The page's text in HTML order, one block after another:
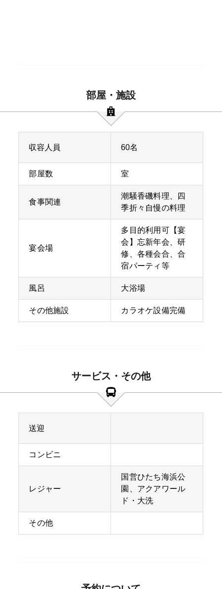
部屋・施設
収容人員 60名
部屋数 室
食事関連
潮騒香磯料理、四
季折々自慢の料理
宴会場
多目的利用可【宴
会】忘新年会、研
修、各種会合、合
宿パーティ等
風呂 大浴場
その他施設 カラオケ設備完備
サービス・その他
送迎
コンビニ
レジャー
国営ひたち海浜公
園、アクアワール
ド・大洗
その他